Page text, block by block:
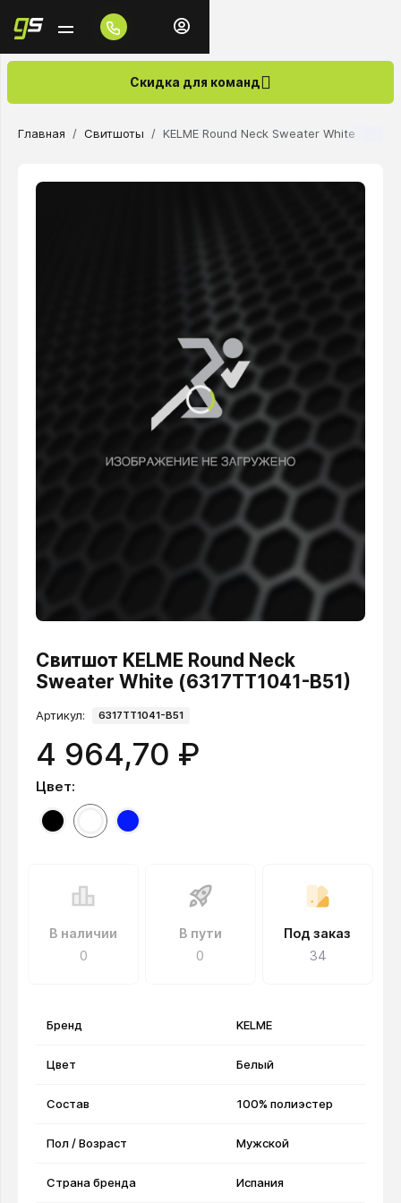
Скидка для команд
Главная Свитшоты KELME Round Neck Sweater White
Свитшот KELME Round Neck
Sweater White (6317TT1041-B51)
Артикул: 6317TT1041-B51
4 964,70 ₽
Цвет:
В наличии
0
В пути
0
Под заказ
34
Бренд KELME
Цвет Белый
Состав 100% полиэстер
Пол / Возраст Мужской
Страна бренда Испания